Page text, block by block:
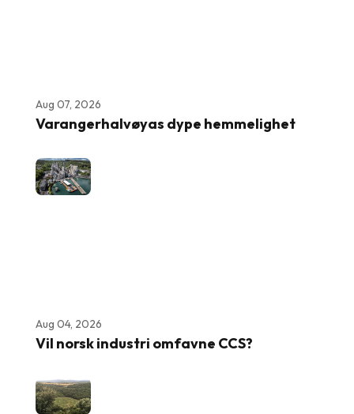
Aug 07, 2026
Varangerhalvøyas dype hemmelighet
Aug 04, 2026
Vil norsk industri omfavne CCS?